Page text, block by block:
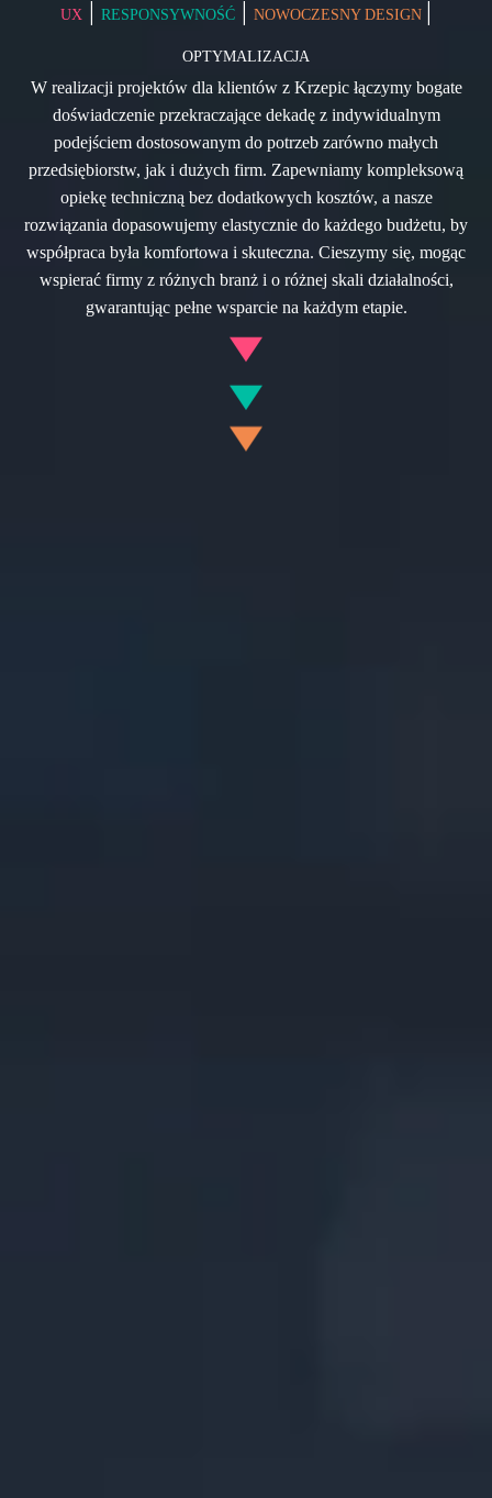
UX | RESPONSYWNOŚĆ | NOWOCZESNY DESIGN |
OPTYMALIZACJA
W realizacji projektów dla klientów z Krzepic łączymy bogate
doświadczenie przekraczające dekadę z indywidualnym
podejściem dostosowanym do potrzeb zarówno małych
przedsiębiorstw, jak i dużych firm. Zapewniamy kompleksową
opiekę techniczną bez dodatkowych kosztów, a nasze
rozwiązania dopasowujemy elastycznie do każdego budżetu, by
współpraca była komfortowa i skuteczna. Cieszymy się, mogąc
wspierać firmy z różnych branż i o różnej skali działalności,
gwarantując pełne wsparcie na każdym etapie.